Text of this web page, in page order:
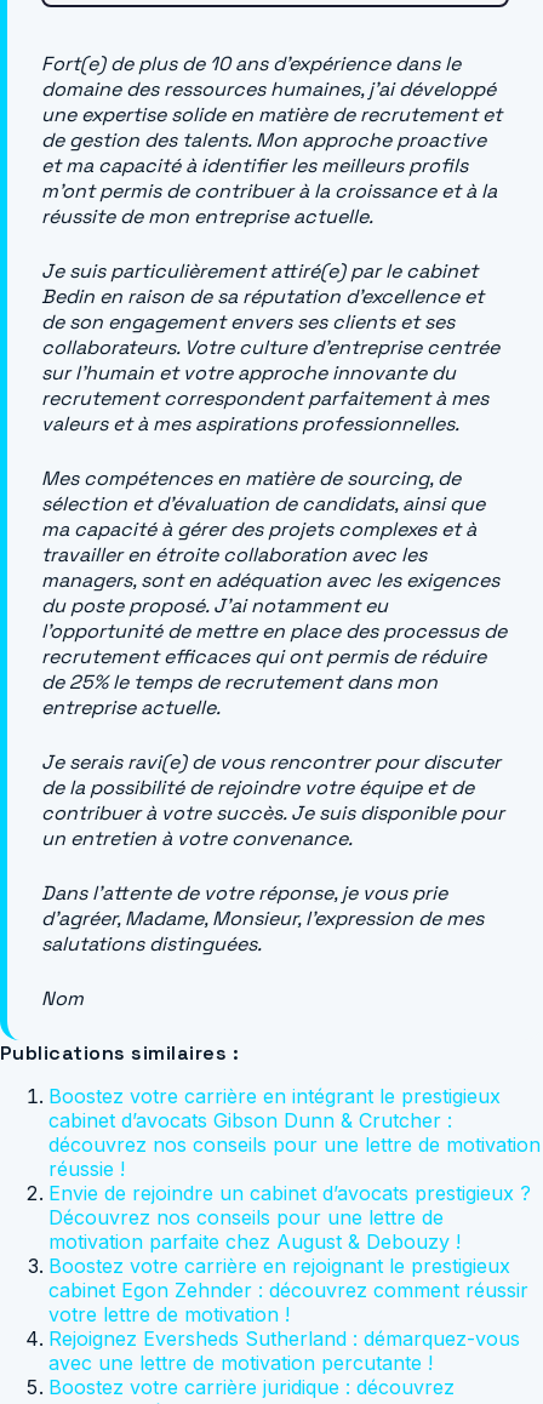
Fort(e) de plus de 10 ans d’expérience dans le
domaine des ressources humaines, j’ai développé
une expertise solide en matière de recrutement et
de gestion des talents. Mon approche proactive
et ma capacité à identifier les meilleurs profils
m’ont permis de contribuer à la croissance et à la
réussite de mon entreprise actuelle.
Je suis particulièrement attiré(e) par le cabinet
Bedin en raison de sa réputation d’excellence et
de son engagement envers ses clients et ses
collaborateurs. Votre culture d’entreprise centrée
sur l’humain et votre approche innovante du
recrutement correspondent parfaitement à mes
valeurs et à mes aspirations professionnelles.
Mes compétences en matière de sourcing, de
sélection et d’évaluation de candidats, ainsi que
ma capacité à gérer des projets complexes et à
travailler en étroite collaboration avec les
managers, sont en adéquation avec les exigences
du poste proposé. J’ai notamment eu
l’opportunité de mettre en place des processus de
recrutement efficaces qui ont permis de réduire
de 25% le temps de recrutement dans mon
entreprise actuelle.
Je serais ravi(e) de vous rencontrer pour discuter
de la possibilité de rejoindre votre équipe et de
contribuer à votre succès. Je suis disponible pour
un entretien à votre convenance.
Dans l’attente de votre réponse, je vous prie
d’agréer, Madame, Monsieur, l’expression de mes
salutations distinguées.
Nom
Publications similaires :
Boostez votre carrière en intégrant le prestigieux
cabinet d’avocats Gibson Dunn & Crutcher :
découvrez nos conseils pour une lettre de motivation
réussie !
Envie de rejoindre un cabinet d’avocats prestigieux ?
Découvrez nos conseils pour une lettre de
motivation parfaite chez August & Debouzy !
Boostez votre carrière en rejoignant le prestigieux
cabinet Egon Zehnder : découvrez comment réussir
votre lettre de motivation !
Rejoignez Eversheds Sutherland : démarquez-vous
avec une lettre de motivation percutante !
Boostez votre carrière juridique : découvrez